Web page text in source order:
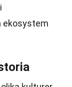
ekosystem